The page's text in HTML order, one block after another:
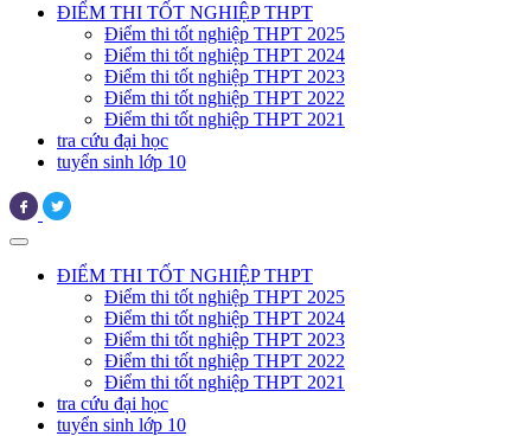
ĐIỂM THI TỐT NGHIỆP THPT
Điểm thi tốt nghiệp THPT 2025
Điểm thi tốt nghiệp THPT 2024
Điểm thi tốt nghiệp THPT 2023
Điểm thi tốt nghiệp THPT 2022
Điểm thi tốt nghiệp THPT 2021
tra cứu đại học
tuyển sinh lớp 10
ĐIỂM THI TỐT NGHIỆP THPT
Điểm thi tốt nghiệp THPT 2025
Điểm thi tốt nghiệp THPT 2024
Điểm thi tốt nghiệp THPT 2023
Điểm thi tốt nghiệp THPT 2022
Điểm thi tốt nghiệp THPT 2021
tra cứu đại học
tuyển sinh lớp 10